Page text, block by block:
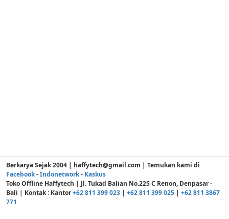
Berkarya Sejak 2004 | haffytech@gmail.com | Temukan kami di
Facebook-Indonetwork- Kaskus
Toko Offline Haffytech | Jl. Tukad Balian No.225 C Renon, Denpasar -
Bali | Kontak : Kantor+62 811 399 023 | +62 811 399 025 | +62 811 3867
771